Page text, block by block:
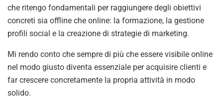
che ritengo fondamentali per raggiungere degli obiettivi
concreti sia offline che online: la formazione, la gestione
profili social e la creazione di strategie di marketing.
Mi rendo conto che sempre di più che essere visibile online
nel modo giusto diventa essenziale per acquisire clienti e
far crescere concretamente la propria attività in modo
solido.